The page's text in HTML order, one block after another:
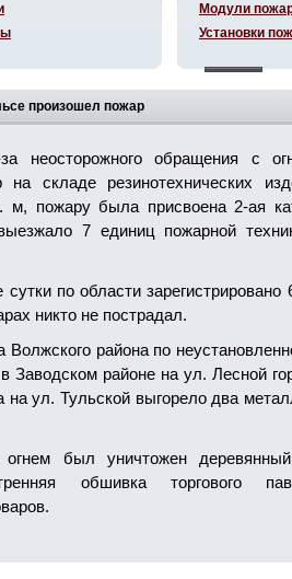
произошел пожар
неосторожного обращения с
на складе резинотехнических
м, пожару была присвоена 2-ая
7 единиц пожарной
сутки по области
никто не пострадал.
Волжского района по
Заводском районе на ул. Лесной
на ул. Тульской выгорело два
был уничтожен
обшивка торгового
Модули
Установки